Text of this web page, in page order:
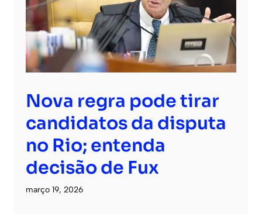
Nova regra pode tirar
candidatos da disputa
no Rio; entenda
decisão de Fux
março 19, 2026